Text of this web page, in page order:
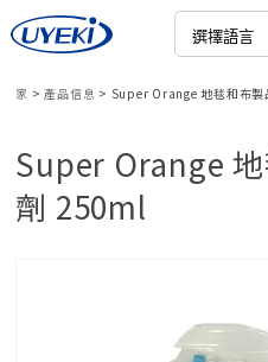
家 >產品信息 > Super Orange 地毯和布
Super Orange
劑 250ml